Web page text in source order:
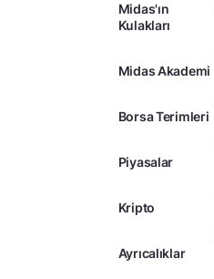
Midas'ın
Kulakları
Midas Akademi
Borsa Terimleri
Piyasalar
Kripto
Ayrıcalıklar